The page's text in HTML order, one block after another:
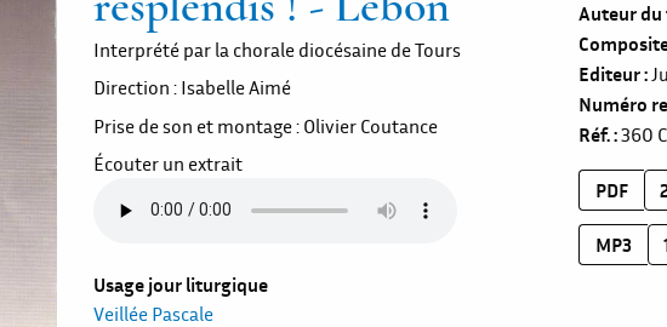
Interprété par la chorale diocésaine de Tours
Direction : Isabelle Aimé
Prise de son et montage : Olivier Coutance
Écouter un extrait
Usage jour liturgique
Veillée Pascale
Auteur
Editeur
Numéro
Réf. 360
PDF
MP3